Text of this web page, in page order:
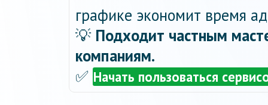
графике экономит время
💡 Подходит частным
компаниям.
✅ Начать пользоваться